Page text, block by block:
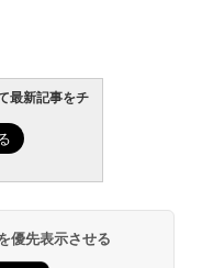
最新記事をチ
優先表示させる